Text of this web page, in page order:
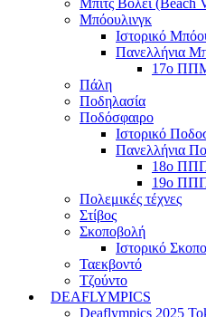
Μπιτς Βόλεϊ (Beach
Μπόουλινγκ
Ιστορικό
Πανελλήνια
17ο
Πάλη
Ποδηλασία
Ποδόσφαιρο
Ιστορικό
Πανελλήνια
18ο
19ο
Πολεμικές τέχνες
Στίβος
Σκοποβολή
Ιστορικό
Ταεκβοντό
Τζούντο
DEAFLYMPICS
Deaflympics 2025